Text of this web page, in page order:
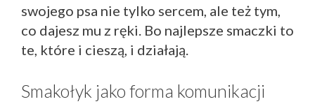
swojego psa nie tylko sercem, ale też tym,
co dajesz mu z ręki. Bo najlepsze smaczki to
te, które i cieszą, i działają.
Smakołyk jako forma komunikacji